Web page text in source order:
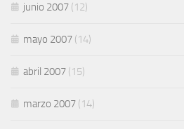
junio 2007 (12)
mayo 2007 (14)
abril 2007 (15)
marzo 2007 (14)